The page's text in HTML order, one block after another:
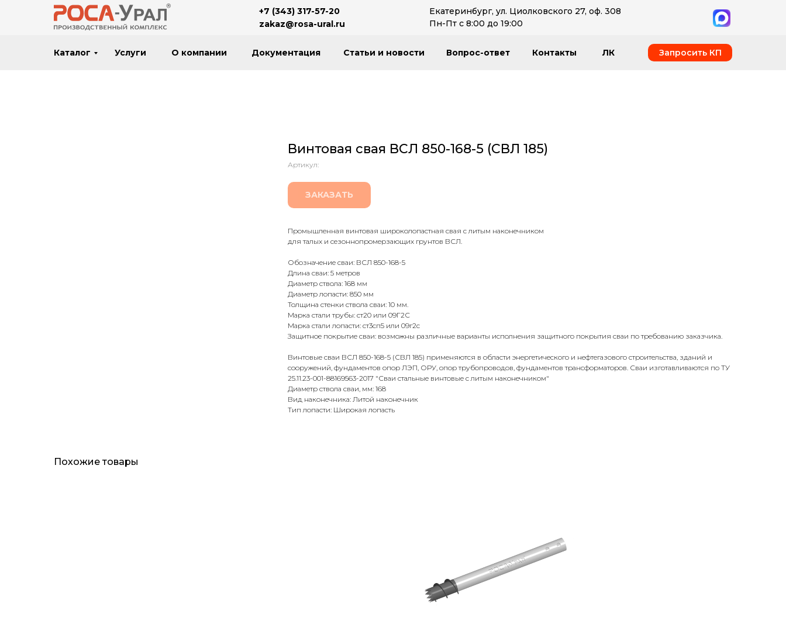
Статьи и новости Вопрос-ответ ЛК
Контакты
Документация
О компании
Услуги
Каталог Запросить КП
zakaz@rosa-ural.ru
+7 (343) 317-57-20
Екатеринбург, ул. Циолковского 27, оф. 308
Пн-Пт с 8:00 до 19:00
Винтовая свая ВСЛ 850-168-5 (СВЛ 185)
Артикул:
ЗАКАЗАТЬ
Промышленная винтовая широколопастная свая с литым наконечником
для талых и сезоннопромерзающих грунтов ВСЛ.
Обозначение сваи: ВСЛ 850-168-5
Длина сваи: 5 метров
Диаметр ствола: 168 мм
Диаметр лопасти: 850 мм
Толщина стенки ствола сваи: 10 мм.
Марка стали трубы: ст20 или 09Г2С
Марка стали лопасти: ст3сп5 или 09г2с
Защитное покрытие сваи: возможны различные варианты исполнения защитного покрытия сваи по требованию заказчика.
Винтовые сваи ВСЛ 850-168-5 (СВЛ 185) применяются в области энергетического и нефтегазового строительства, зданий и
сооружений, фундаментов опор ЛЭП, ОРУ, опор трубопроводов, фундаментов трансформаторов. Сваи изготавливаются по ТУ
25.11.23-001-88169563-2017 "Сваи стальные винтовые с литым наконечником"
Диаметр ствола сваи, мм: 168
Вид наконечника: Литой наконечник
Тип лопасти: Широкая лопасть
Похожие товары